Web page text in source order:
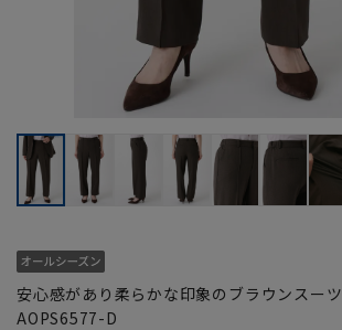
安心感があり柔らかな印象のブラウンスーツ
AOPS6577-D